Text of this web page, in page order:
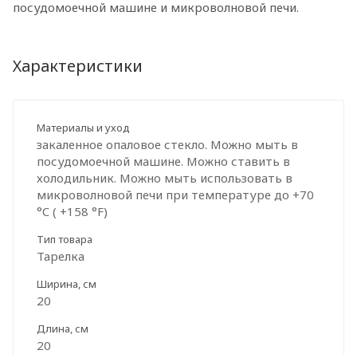
посудомоечной машине и микроволновой печи.
Характеристики
Материалы и уход
закаленное опаловое стекло. Можно мыть в
посудомоечной машине. Можно ставить в
холодильник. Можно мыть использовать в
микроволновой печи при температуре до +70
°C ( +158 °F)
Тип товара
Тарелка
Ширина, см
20
Длина, см
20